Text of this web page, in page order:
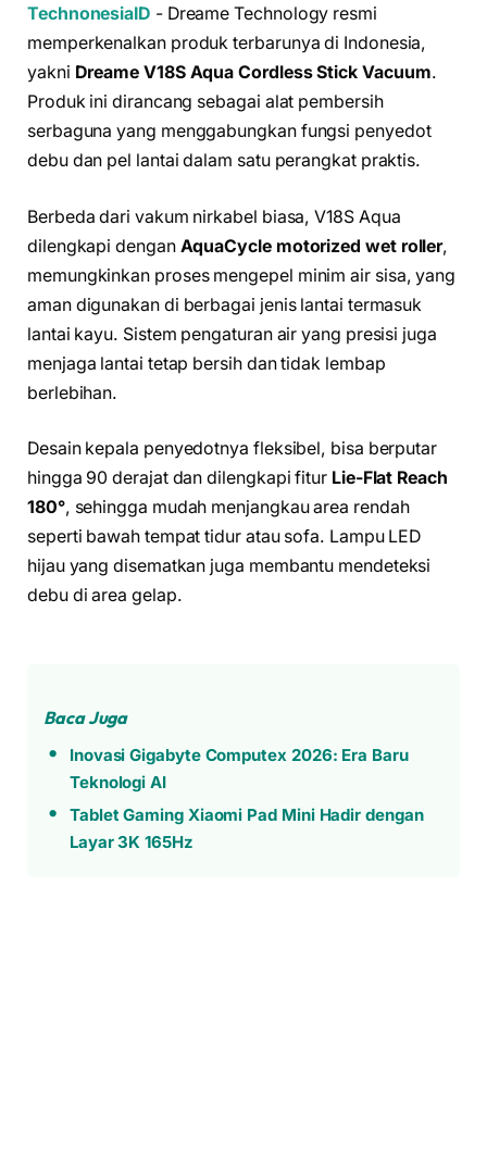
TechnonesiaID - Dreame Technology resmi
memperkenalkan produk terbarunya di Indonesia,
yakni Dreame V18S Aqua Cordless Stick Vacuum.
Produk ini dirancang sebagai alat pembersih
serbaguna yang menggabungkan fungsi penyedot
debu dan pel lantai dalam satu perangkat praktis.
Berbeda dari vakum nirkabel biasa, V18S Aqua
dilengkapi dengan AquaCycle motorized wet roller,
memungkinkan proses mengepel minim air sisa, yang
aman digunakan di berbagai jenis lantai termasuk
lantai kayu. Sistem pengaturan air yang presisi juga
menjaga lantai tetap bersih dan tidak lembap
berlebihan.
Desain kepala penyedotnya fleksibel, bisa berputar
hingga 90 derajat dan dilengkapi fitur Lie-Flat Reach
180°, sehingga mudah menjangkau area rendah
seperti bawah tempat tidur atau sofa. Lampu LED
hijau yang disematkan juga membantu mendeteksi
debu di area gelap.
Baca Juga
Inovasi Gigabyte Computex 2026: Era Baru
Teknologi AI
Tablet Gaming Xiaomi Pad Mini Hadir dengan
Layar 3K 165Hz